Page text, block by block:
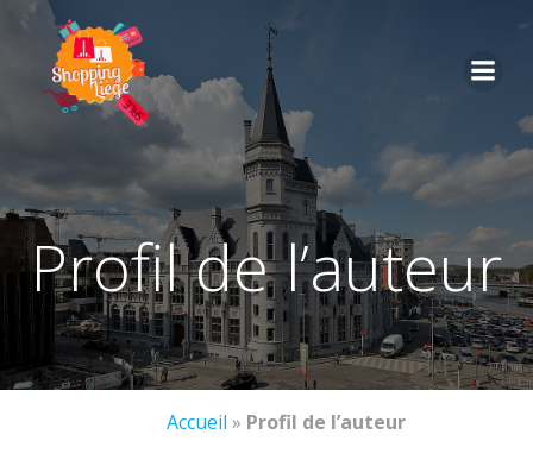
profil de l’auteur
Accueil » Profil de l’auteur